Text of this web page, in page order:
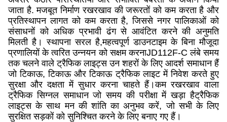
जाता है. मजबूत निर्माण रखरखाव की जरूरतों को कम करता है और
प्रतिस्थापन लागत को कम करता है, जिससे नगर पालिकाओं को
संसाधनों को अधिक प्रभावी ढंग से आवंटित करने की अनुमति
मिलती है। स्थापना सरल है,महत्वपूर्ण डाउनटाइम के बिना मौजूदा
प्रणालियों के त्वरित उन्नयन को सक्षम करनाJD112F-C लंबे समय
तक चलने वाले ट्रैफिक लाइट्स उन शहरों के लिए आदर्श समाधान हैं
जो टिकाऊ, टिकाऊ और टिकाऊ ट्रैफिक लाइट में निवेश करते हुए
सुरक्षा और दक्षता में सुधार करना चाहते हैं।कम रखरखाव वाला
ट्रैफिक सिग्नल समाधान जो समय की परीक्षा में खड़ा हैट्रैफिक
लाइट्स के साथ मन की शांति का अनुभव करें, जो सभी के लिए
सुरक्षित सड़कों को सुनिश्चित करने के लिए बनाए गए हैं।